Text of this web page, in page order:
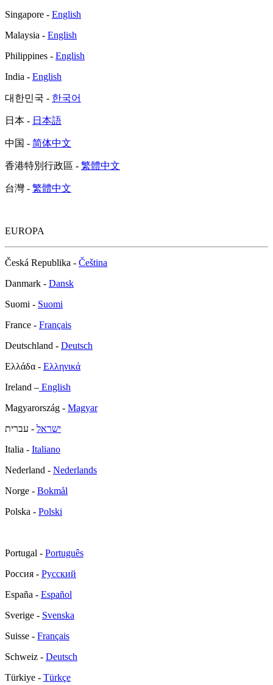
Singapore - English
Malaysia - English
Philippines - English
India - English
대한민국 - 한국어
日本 - 日本語
中国 - 简体中文
香港特別行政區 - 繁體中文
台灣 - 繁體中文
EUROPA
Česká Republika - Čeština
Danmark - Dansk
Suomi - Suomi
France - Français
Deutschland - Deutsch
Ελλάδα - Ελληνικά
Ireland – English
Magyarország - Magyar
ישראל - עברית
Italia - Italiano
Nederland - Nederlands
Norge - Bokmål
Polska - Polski
Portugal - Português
Россия - Русский
España - Español
Sverige - Svenska
Suisse - Français
Schweiz - Deutsch
Türkiye - Türkçe